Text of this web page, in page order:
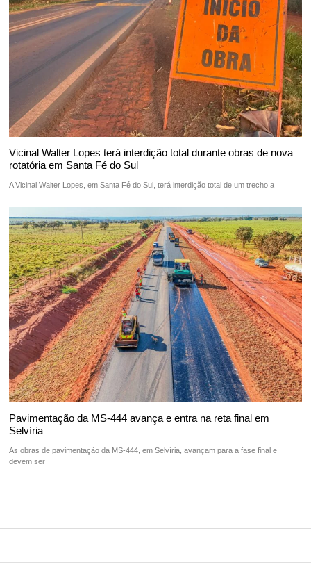
Vicinal Walter Lopes terá interdição total durante obras de nova
rotatória em Santa Fé do Sul
A Vicinal Walter Lopes, em Santa Fé do Sul, terá interdição total de um trecho a
Pavimentação da MS-444 avança e entra na reta final em
Selvíria
As obras de pavimentação da MS-444, em Selvíria, avançam para a fase final e
devem ser